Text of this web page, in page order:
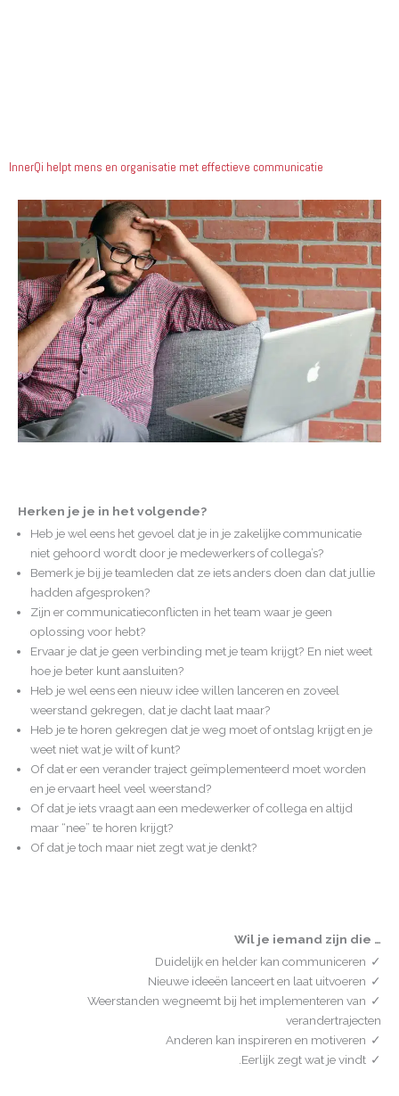
InnerQi helpt mens en organisatie met effectieve communicatie
Herken je je in het volgende?
Heb je wel eens het gevoel dat je in je zakelijke communicatie
niet gehoord wordt door je medewerkers of collega’s?
Bemerk je bij je teamleden dat ze iets anders doen dan dat jullie
hadden afgesproken?
Zijn er communicatieconflicten in het team waar je geen
oplossing voor hebt?
Ervaar je dat je geen verbinding met je team krijgt? En niet weet
hoe je beter kunt aansluiten?
Heb je wel eens een nieuw idee willen lanceren en zoveel
weerstand gekregen, dat je dacht laat maar?
Heb je te horen gekregen dat je weg moet of ontslag krijgt en je
weet niet wat je wilt of kunt?
Of dat er een verander traject geïmplementeerd moet worden
en je ervaart heel veel weerstand?
Of dat je iets vraagt aan een medewerker of collega en altijd
maar “nee” te horen krijgt?
Of dat je toch maar niet zegt wat je denkt?
Wil je iemand zijn die …
Duidelijk en helder kan communiceren
Nieuwe ideeën lanceert en laat uitvoeren
Weerstanden wegneemt bij het implementeren van
verandertrajecten
Anderen kan inspireren en motiveren
Eerlijk zegt wat je vindt.